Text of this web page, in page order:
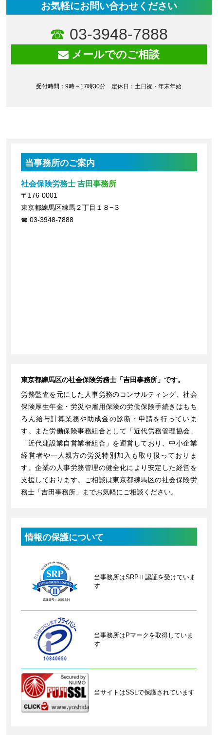
お気軽にお問い合わせください
03-3948-7888
メールでのご相談
受付時間：9時～17時30分 定休日：土日祝・年末年始
当事務所のご案内
社会保険労務士 吉田事務所
〒176-0001
東京都練馬区練馬２丁目１８−３
03-3948-7888
東京都練馬区の社会保険労務士「吉田事務所」です。
労務監査を元にした人事労務のコンサルティング、社会
保険厚生年金・労災や雇用保険の労働保険手続きはもち
ろん給与計算業務や助成金の診断・申請を行っていま
す。また労働保険事務組合として「近代労務管理協会」
「近代建設業自営業者組合」を運営しており、中小企業
経営者や一人親方の労災特別加入も取り扱っておりま
す。企業の人事労務管理の健全化により安定した経営を
支援しております。ご相談は東京都練馬区の社会保険労
務士「吉田事務所」までお気軽にご相談ください。
情報の保護について
当事務所はSRPⅡ認証を受けていま
す
当事務所はPマークを取得していま
す
当サイトはSSLで保護されています